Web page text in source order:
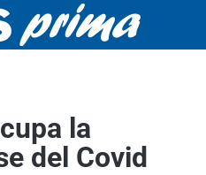
la
del Covid